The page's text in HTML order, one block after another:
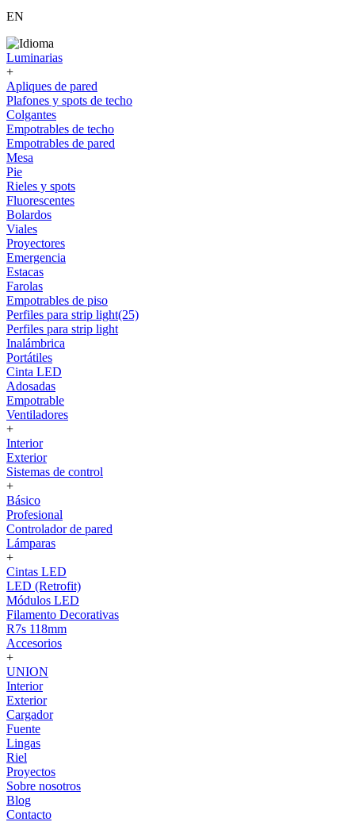
EN
Luminarias
+
Apliques de pared
Plafones y spots de techo
Colgantes
Empotrables de techo
Empotrables de pared
Mesa
Pie
Rieles y spots
Fluorescentes
Bolardos
Viales
Proyectores
Emergencia
Estacas
Farolas
Empotrables de piso
Perfiles para strip light(25)
Perfiles para strip light
Inalámbrica
Portátiles
Cinta LED
Adosadas
Empotrable
Ventiladores
+
Interior
Exterior
Sistemas de control
+
Básico
Profesional
Controlador de pared
Lámparas
+
Cintas LED
LED (Retrofit)
Módulos LED
Filamento Decorativas
R7s 118mm
Accesorios
+
UNION
Interior
Exterior
Cargador
Fuente
Lingas
Riel
Proyectos
Sobre nosotros
Blog
Contacto